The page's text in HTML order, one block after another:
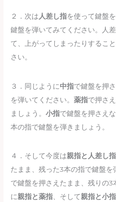
２．次は人差し指を使って鍵盤
鍵盤を弾いてみてください。人
て、上がってしまったりするこ
さい。
３．同じように中指で鍵盤を押
を弾いてください。薬指で押さ
ましょう。小指で鍵盤を押さえ
本の指で鍵盤を弾きましょう。
４．そして今度は親指と人差し指
たまま、残った3本の指で鍵盤を
で鍵盤を押さえたまま、残りの3
に親指と薬指 、そして親指と小指